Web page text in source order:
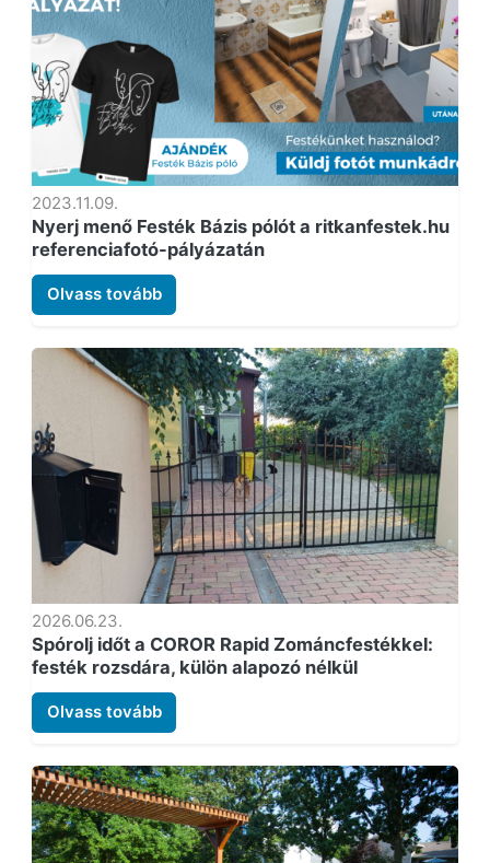
2023.11.09.
Nyerj menő Festék Bázis pólót a ritkanfestek.hu
referenciafotó-pályázatán
Olvass tovább
2026.06.23.
Spórolj időt a COROR Rapid Zománcfestékkel:
festék rozsdára, külön alapozó nélkül
Olvass tovább